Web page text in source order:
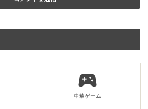
sports_esports
中華ゲーム